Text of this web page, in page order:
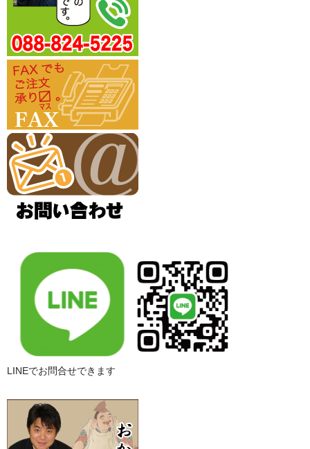
LINEでお問合せできます